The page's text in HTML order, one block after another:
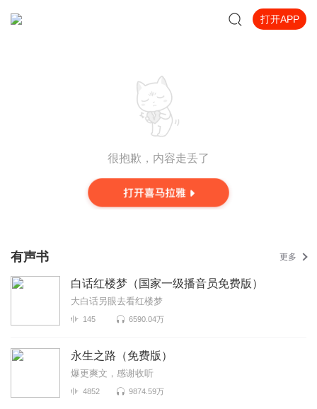
打开APP
很抱歉，内容走丢了
有声书 更多
白话红楼梦（国家一级播音员免费版）
大白话另眼去看红楼梦
145 6590.04万
永生之路（免费版）
爆更爽文，感谢收听
4852 9874.59万